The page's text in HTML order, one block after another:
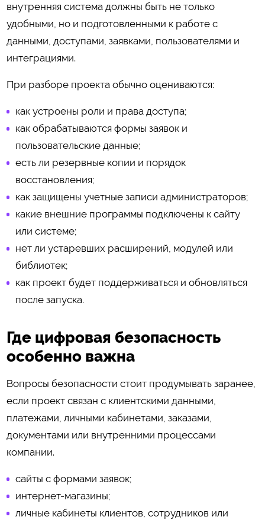
внутренняя система должны быть не только
удобными, но и подготовленными к работе с
данными, доступами, заявками, пользователями и
интеграциями.
При разборе проекта обычно оцениваются:
как устроены роли и права доступа;
как обрабатываются формы заявок и
пользовательские данные;
есть ли резервные копии и порядок
восстановления;
как защищены учетные записи администраторов;
какие внешние программы подключены к сайту
или системе;
нет ли устаревших расширений, модулей или
библиотек;
как проект будет поддерживаться и обновляться
после запуска.
Где цифровая безопасность
особенно важна
Вопросы безопасности стоит продумывать заранее,
если проект связан с клиентскими данными,
платежами, личными кабинетами, заказами,
документами или внутренними процессами
компании.
сайты с формами заявок;
интернет-магазины;
личные кабинеты клиентов, сотрудников или